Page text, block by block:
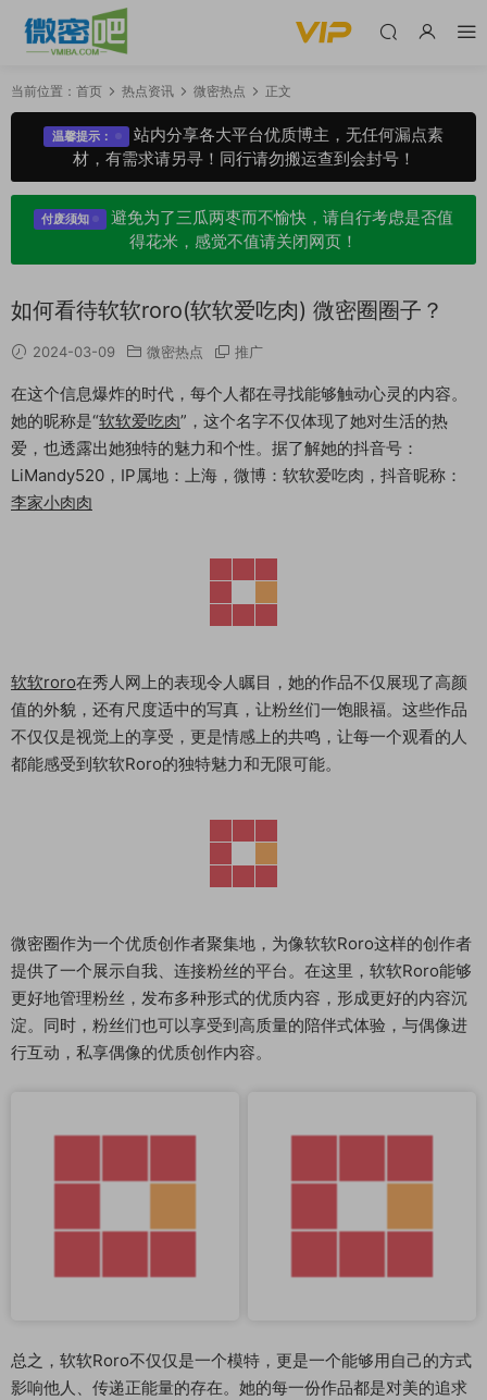
当前位置： 首页 热点资讯 微密热点 正文
温馨提示：
站内分享各大平台优质博主，无任何漏点素
材，有需求请另寻！同行请勿搬运查到会封号！
付废须知
避免为了三瓜两枣而不愉快，请自行考虑是否值
得花米，感觉不值请关闭网页！
如何看待软软roro(软软爱吃肉) 微密圈圈子？
2024-03-09 微密热点 推广
在这个信息爆炸的时代，每个人都在寻找能够触动心灵的内容。
她的昵称是“软软爱吃肉”，这个名字不仅体现了她对生活的热
爱，也透露出她独特的魅力和个性。据了解她的抖音号：
LiMandy520，IP属地：上海，微博：软软爱吃肉，抖音昵称：
李家小肉肉
软软roro在秀人网上的表现令人瞩目，她的作品不仅展现了高颜
值的外貌，还有尺度适中的写真，让粉丝们一饱眼福。这些作品
不仅仅是视觉上的享受，更是情感上的共鸣，让每一个观看的人
都能感受到软软Roro的独特魅力和无限可能。
微密圈作为一个优质创作者聚集地，为像软软Roro这样的创作者
提供了一个展示自我、连接粉丝的平台。在这里，软软Roro能够
更好地管理粉丝，发布多种形式的优质内容，形成更好的内容沉
淀。同时，粉丝们也可以享受到高质量的陪伴式体验，与偶像进
行互动，私享偶像的优质创作内容。
总之，软软Roro不仅仅是一个模特，更是一个能够用自己的方式
影响他人、传递正能量的存在。她的每一份作品都是对美的追求